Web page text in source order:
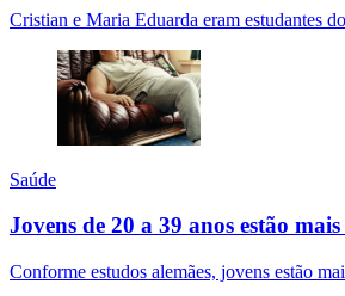
Cristian e Maria Eduarda eram estudantes
Saúde
Jovens de 20 a 39 anos estão
Conforme estudos alemães, jovens estão